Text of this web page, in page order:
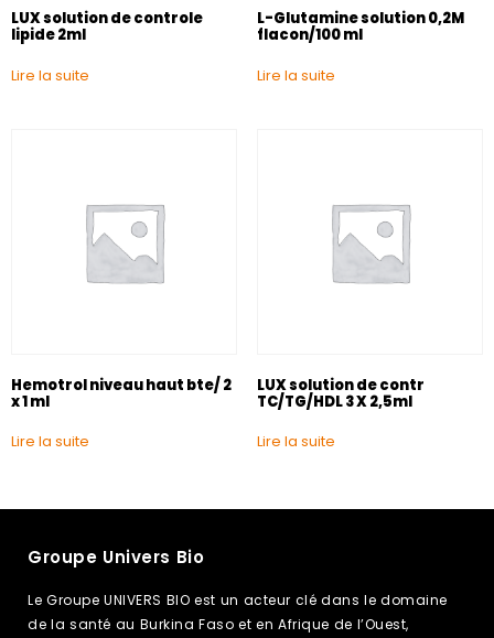
LUX solution de controle
lipide 2ml
Lire la suite
L-Glutamine solution 0,2M
flacon/100 ml
Lire la suite
Hemotrol niveau haut bte/ 2
x 1 ml
Lire la suite
LUX solution de contr
TC/TG/HDL 3 X 2,5ml
Lire la suite
Groupe Univers Bio
Le Groupe UNIVERS BIO est un acteur clé dans le domaine
de la santé au Burkina Faso et en Afrique de l’Ouest,